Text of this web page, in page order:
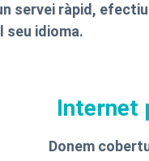
servei ràpid, efectiu
seu idioma.
Internet
Donem